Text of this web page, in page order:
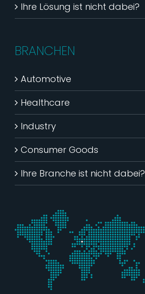
Ihre Lösung ist nicht dabei?
BRANCHEN
Automotive
Healthcare
Industry
Consumer Goods
Ihre Branche ist nicht dabei?